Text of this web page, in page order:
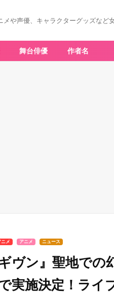
メや声優、キャラクターグッズなど
舞台俳優 作者名
メ アニメ ニュース
ギヴン』聖地で
実施決定！ライ